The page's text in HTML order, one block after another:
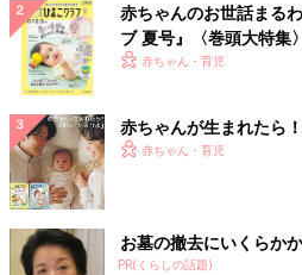
赤ちゃんのお世話まる
ブ 夏号』〈巻頭大特集
く！ おっぱい・ミルク
赤ちゃん・育児
赤ちゃんが生まれたら
赤ちゃん・育児
お墓の撤去にいくらか
PR(くらしの話題)